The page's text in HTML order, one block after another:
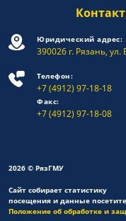
Юридический адрес:
390026 г. Рязань,
Телефон:
+7 (4912) 97-18-18
Факс:
+7 (4912) 97-18-08
2026 © РязГМУ
Сайт собирает статистику
посещения и данные
Положение об обработке и